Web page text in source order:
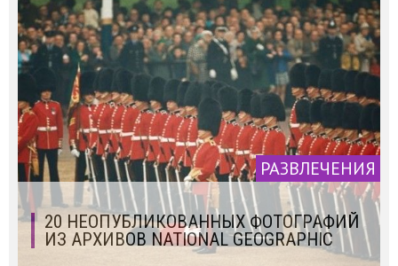
РАЗВЛЕЧЕНИЯ
20 НЕОПУБЛИКОВАННЫХ ФОТОГРАФИЙ
ИЗ АРХИВОВ NATIONAL GEOGRAPHIC